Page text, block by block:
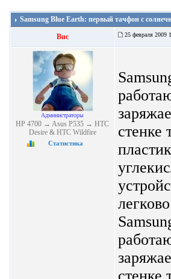
Samsung Blue Earth: первый тачфон с
Buc 25 февраля 2009
Администраторы
HP 4700 → Asus P535 → HTC
Desire & HTC Wildfire
Статистика
стенке